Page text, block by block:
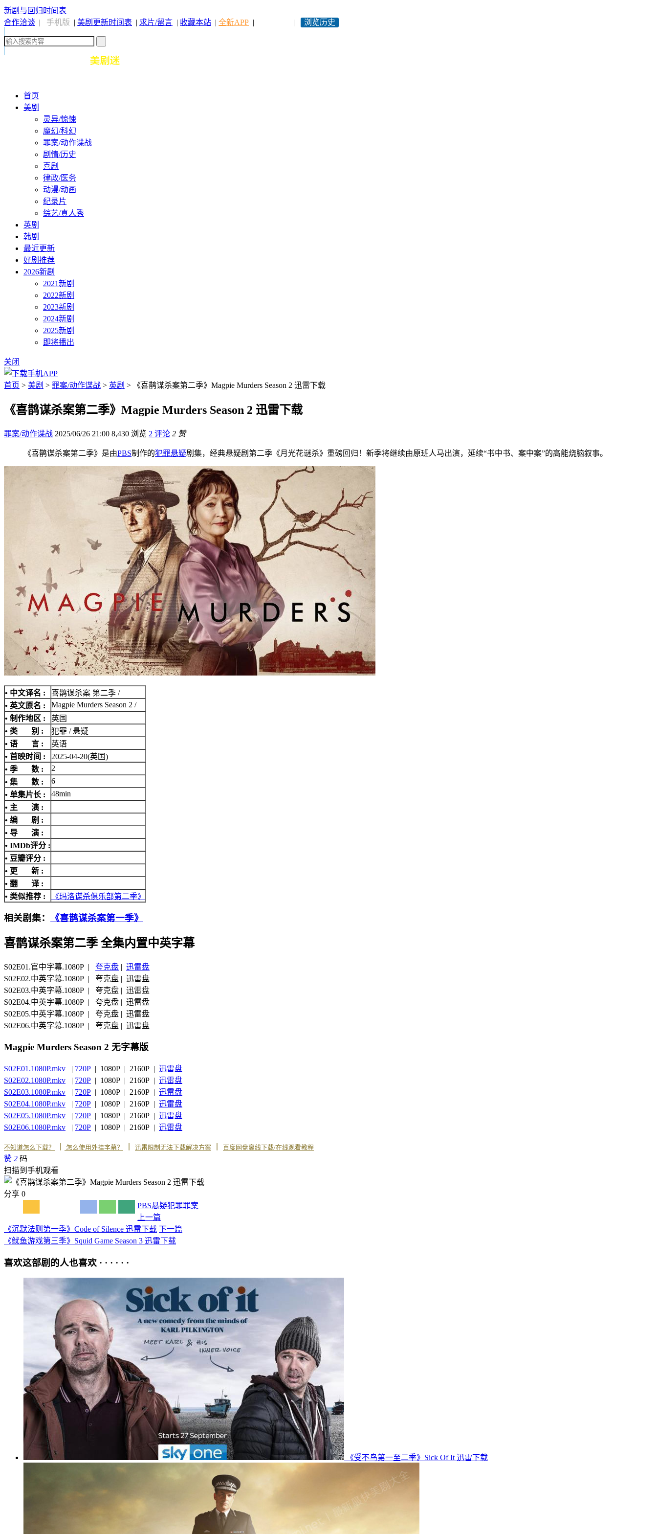
新剧与回归时间表
合作洽谈 | 手机版 | 美剧更新时间表 | 求片/留言 | 收藏本站 | 全新APP | | 浏览历史
首页
美剧
灵异/惊悚
魔幻/科幻
罪案/动作谍战
剧情/历史
喜剧
律政/医务
动漫/动画
纪录片
综艺/真人秀
英剧
韩剧
最近更新
好剧推荐
2026新剧
2021新剧
2022新剧
2023新剧
2024新剧
2025新剧
即将播出
关闭
首页 > 美剧 > 罪案/动作谍战 > 英剧 > 《喜鹊谋杀案第二季》Magpie Murders Season 2 迅雷下载
《喜鹊谋杀案第二季》Magpie Murders Season 2 迅雷下载
罪案/动作谍战 2025/06/26 21:00 8,430 浏览 2 评论 2 赞
《喜鹊谋杀案第二季》是由PBS制作的犯罪悬疑剧集，经典悬疑剧第二季《月光花谜杀》重磅回归！新季将继续由原班人马出演，延续“书中书、案中案”的高能烧脑叙事。
• 中文译名 :
喜鹊谋杀案 第二季 /
• 英文原名 :
Magpie Murders Season 2 /
• 制作地区 :
英国
• 类 别 :
犯罪 / 悬疑
• 语 言 :
英语
• 首映时间 :
2025-04-20(英国)
• 季 数 :
2
• 集 数 :
6
• 单集片长 :
48min
• 主 演 :
• 编 剧 :
• 导 演 :
• IMDb评分 :
• 豆瓣评分 :
• 更 新 :
• 翻 译 :
• 类似推荐 :
《玛洛谋杀俱乐部第二季》
相关剧集： 《喜鹊谋杀案第一季》
喜鹊谋杀案第二季 全集内置中英字幕
S02E01.官中字幕.1080P | 夸克盘 | 迅雷盘
S02E02.中英字幕.1080P | 夸克盘 | 迅雷盘
S02E03.中英字幕.1080P | 夸克盘 | 迅雷盘
S02E04.中英字幕.1080P | 夸克盘 | 迅雷盘
S02E05.中英字幕.1080P | 夸克盘 | 迅雷盘
S02E06.中英字幕.1080P | 夸克盘 | 迅雷盘
Magpie Murders Season 2 无字幕版
S02E01.1080P.mkv | 720P | 1080P | 2160P | 迅雷盘
S02E02.1080P.mkv | 720P | 1080P | 2160P | 迅雷盘
S02E03.1080P.mkv | 720P | 1080P | 2160P | 迅雷盘
S02E04.1080P.mkv | 720P | 1080P | 2160P | 迅雷盘
S02E05.1080P.mkv | 720P | 1080P | 2160P | 迅雷盘
S02E06.1080P.mkv | 720P | 1080P | 2160P | 迅雷盘
不知道怎么下载？ 怎么使用外挂字幕？ 迅雷限制无法下载解决方案 百度网盘离线下载/在线观看教程
赞 2 码
扫描到手机观看
分享 0
PBS悬疑犯罪罪案
上一篇
《沉默法则第一季》Code of Silence 迅雷下载 下一篇
《鱿鱼游戏第三季》Squid Game Season 3 迅雷下载
喜欢这部剧的人也喜欢 · · · · · ·
《受不鸟第一至二季》Sick Of It 迅雷下载